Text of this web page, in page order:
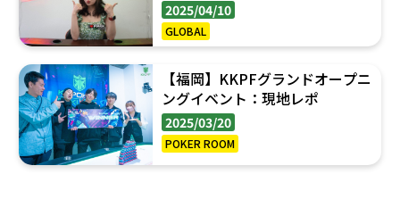
2025/04/10
GLOBAL
【福岡】KKPFグランドオープニ
ングイベント：現地レポ
2025/03/20
POKER ROOM